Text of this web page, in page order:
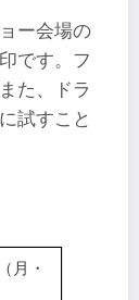
ー会場の
です。フ
た、ドラ
試すこと
月・